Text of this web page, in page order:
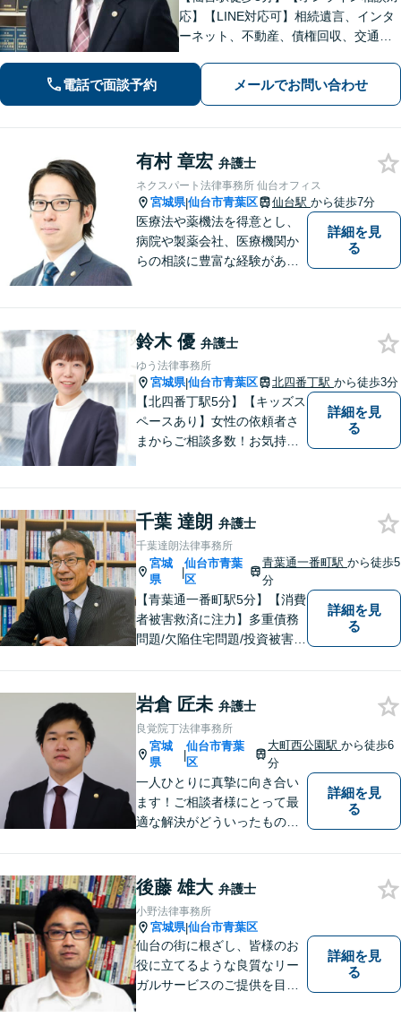
応】【LINE対応可】相続遺言、インタ
ーネット、不動産、債権回収、交通事
バイダ責任制限法の発信者情報開示命
令制度に対応しています。
電話で面談予約 メールでお問い合わせ
有村 章宏 弁護士
ネクスパート法律事務所 仙台オフィス
宮城県|仙台市青葉区 仙台駅 から徒歩7分
医療法や薬機法を得意とし、
病院や製薬会社、医療機関か
らの相談に豊富な経験があり
ニケーション力」「リサーチ
力」をフルに用いて、真の救
済を目指します。【分割払い
可】
詳細を見
る
鈴木 優 弁護士
ゆう法律事務所
宮城県|仙台市青葉区 北四番丁駅 から徒歩3分
【北四番丁駅5分】【キッズス
ペースあり】女性の依頼者さ
まからご相談多数！お気持ち
料請求／親権・養育費【労働
問題】マタハラなど女性特有
のトラブルに迅速に対応【初
回相談無料】
詳細を見
る
千葉 達朗 弁護士
千葉達朗法律事務所
宮城
県
|
仙台市青葉
区
青葉通一番町駅から徒歩5
分
【青葉通一番町駅5分】【消費
者被害救済に注力】多重債務
問題/欠陥住宅問題/投資被害問
意向を最大限汲み取るべく、
丁寧なヒアリングと相談環境
の整備に努めています。
詳細を見
る
岩倉 匠未 弁護士
良覚院丁法律事務所
宮城
県
|
仙台市青葉
区
大町西公園駅から徒歩6
分
一人ひとりに真摯に向き合い
ます！ご相談者様にとって最
適な解決がどういったものな
解決に臨む 】【労働問題／交
通事故／離婚問題／相続問題
／など】
詳細を見
る
後藤 雄大 弁護士
小野法律事務所
宮城県|仙台市青葉区
仙台の街に根ざし、皆様のお
役に立てるような良質なリー
ガルサービスのご提供を目指
詳細を見
る